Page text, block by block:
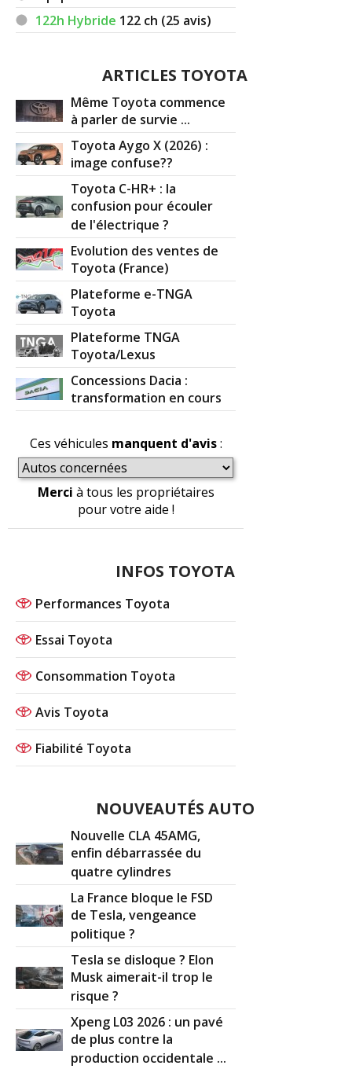
122h Hybride 122 ch (25 avis)
ARTICLES TOYOTA
Même Toyota commence
à parler de survie ...
Toyota Aygo X (2026) :
image confuse??
Toyota C-HR+ : la
confusion pour écouler
de l'électrique ?
Evolution des ventes de
Toyota (France)
Plateforme e-TNGA
Toyota
Plateforme TNGA
Toyota/Lexus
Concessions Dacia :
transformation en cours
Ces véhicules manquent d'avis:
Merci à tous les propriétaires
pour votre aide !
INFOS TOYOTA
Performances Toyota
Essai Toyota
Consommation Toyota
Avis Toyota
Fiabilité Toyota
NOUVEAUTÉS AUTO
Nouvelle CLA 45AMG,
enfin débarrassée du
quatre cylindres
La France bloque le FSD
de Tesla, vengeance
politique ?
Tesla se disloque ? Elon
Musk aimerait-il trop le
risque ?
Xpeng L03 2026 : un pavé
de plus contre la
production occidentale ...